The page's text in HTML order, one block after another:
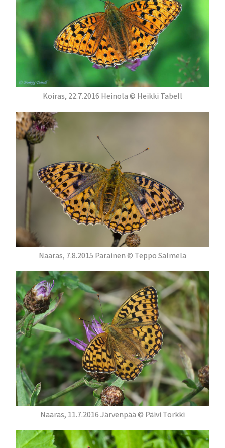
Koiras, 22.7.2016 Heinola © Heikki Tabell
Naaras, 7.8.2015 Parainen © Teppo Salmela
Naaras, 11.7.2016 Järvenpää © Päivi Torkki